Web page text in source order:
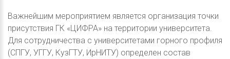
Важнейшим мероприятием является организация точки
присутствия ГК «ЦИФРА» на территории университета.
Для сотрудничества с университетами горного профиля
(СПГУ, УГГУ, КузГТУ, ИрНИТУ) определен состав